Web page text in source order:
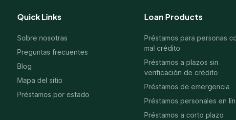
Quick Links
Sobre nosotras
Preguntas frecuentes
Blog
Mapa del sitio
Préstamos por estado
Loan Products
Préstamos para personas
mal crédito
Préstamos a plazos sin
verificación de crédito
Préstamos de emergencia
Préstamos personales en
Préstamos a corto plazo